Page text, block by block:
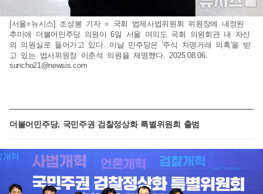
[서울=뉴시스] 조성봉 기자 = 국회 법제사법위원회 위원장에 내정된
추미애 더불어민주당 의원이 6일 서울 여의도 국회 의원회관 내 자신
의 의원실로 들어가고 있다. 이날 민주당은 '주식 차명거래 의혹'을 받
고 있는 법사위원장 이춘석 의원을 제명했다. 2025.08.06.
suncho21@newsis.com
더불어민주당, 국민주권 검찰정상화 특별위원회 출범